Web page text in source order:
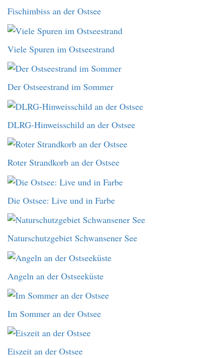
Fischimbiss an der Ostsee
Viele Spuren im Ostseestrand
Der Ostseestrand im Sommer
DLRG-Hinweisschild an der Ostsee
Roter Strandkorb an der Ostsee
Die Ostsee: Live und in Farbe
Naturschutzgebiet Schwansener See
Angeln an der Ostseeküste
Im Sommer an der Ostsee
Eiszeit an der Ostsee